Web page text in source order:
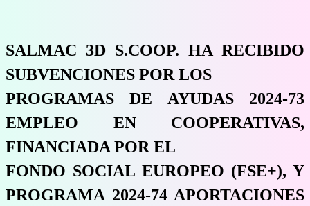
SALMAC 3D S.COOP. HA RECIBIDO
SUBVENCIONES POR LOS
PROGRAMAS DE AYUDAS 2024-73
EMPLEO EN COOPERATIVAS,
FINANCIADA POR EL
FONDO SOCIAL EUROPEO (FSE+), Y
PROGRAMA 2024-74 APORTACIONES